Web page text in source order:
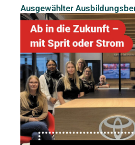
Ausgewählter